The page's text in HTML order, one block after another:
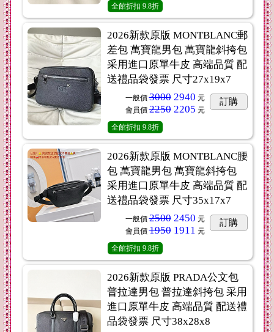
全館折扣 9.8折
2026新款原版 MONTBLANC郵
差包 萬寶龍男包 萬寶龍斜挎包
采用進口原單牛皮 高端品質 配
送禮品袋發票 尺寸27x19x7
一般價 30002940 元
會員價 22502205 元
訂購
全館折扣 9.8折
2026新款原版 MONTBLANC腰
包 萬寶龍男包 萬寶龍斜挎包
采用進口原單牛皮 高端品質 配
送禮品袋發票 尺寸35x17x7
一般價 25002450 元
會員價 19501911 元
訂購
全館折扣 9.8折
2026新款原版 PRADA公文包
普拉達男包 普拉達斜挎包 采用
進口原單牛皮 高端品質 配送禮
品袋發票 尺寸38x28x8